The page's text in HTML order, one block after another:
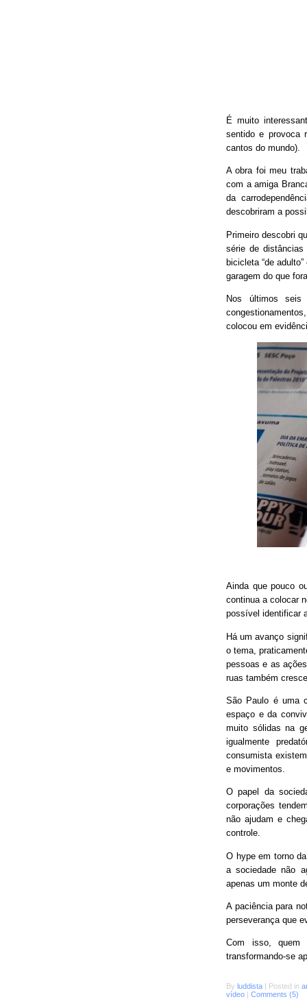
É muito
sentido e provoca
cantos do mundo).
A obra foi meu
com a amiga
da
descobriram a
Primeiro descobri
série de distâncias
bicicleta “de
garagem do que
Nos últimos seis
colocou em
Ainda que pouco
continua a colocar
possível identificar
Há um avanço
o tema,
pessoas e as
ruas também
São Paulo é uma
espaço e da
muito sólidas na
igualmente
consumista
e movimentos.
O papel da
corporações
não ajudam e
controle.
O hype em torno
a sociedade não
apenas um monte
A paciência para
perseverança que
Com isso, quem
transformando-se
By luddista | Posted in
vídeo | Comments (5)